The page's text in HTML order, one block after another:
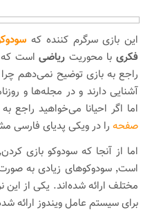
این بازی سرگرم کننده که
فکریبا محوریت ریاضیاست که
راجع به بازی توضیح نمی‌دهم چرا
اما اگر احیانا می‌خواهید راجع
صفحه را در ویکی پدیای فارسی
است٬ سودوکوهای زیادی به
مختلف ارائه شده‌اند. یکی از این
برای سیستم‌ عامل ویندوز ارائه